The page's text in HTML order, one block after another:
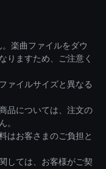
楽曲ファイルをダウ
りますため、ご注意く
ァイルサイズと異なる
品については、注文の
。
はお客さまのご負担と
しては、お客様がご契